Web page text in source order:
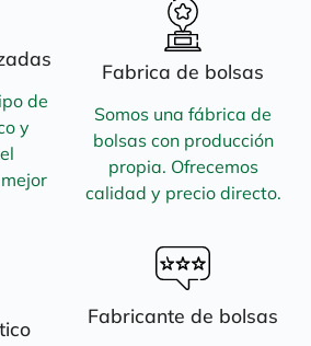
de
y
Fabrica de bolsas
Somos una fábrica de
bolsas con producción
propia. Ofrecemos
calidad y precio directo.
Fabricante de bolsas